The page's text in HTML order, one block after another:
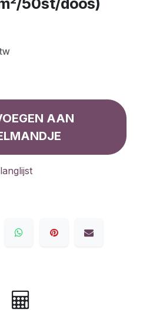
50st/doos)
AAN